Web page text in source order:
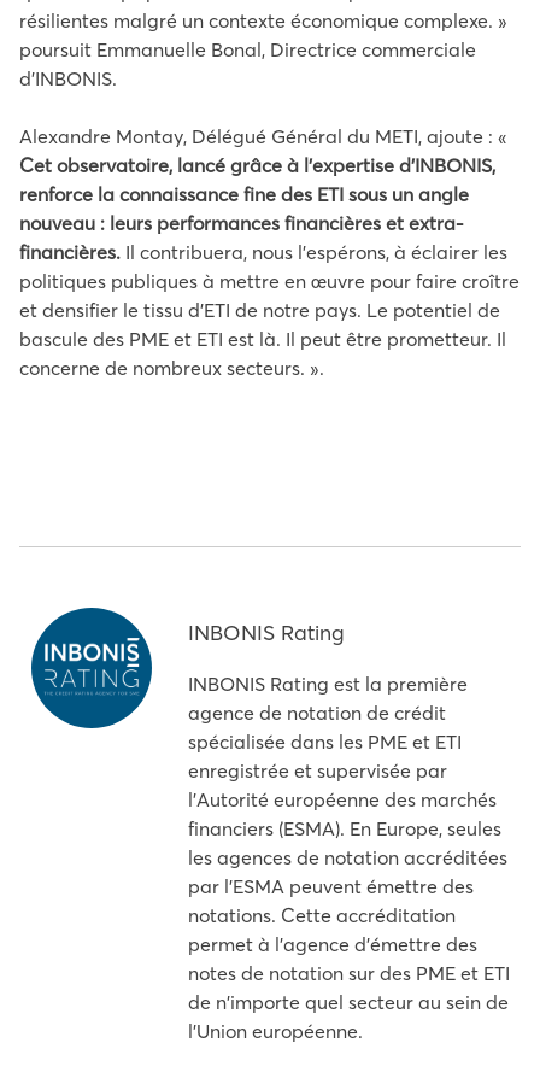
résilientes malgré un contexte économique complexe. »
poursuit Emmanuelle Bonal, Directrice commerciale
d’INBONIS.
Alexandre Montay, Délégué Général du METI, ajoute : «
Cet observatoire, lancé grâce à l’expertise d’INBONIS,
renforce la connaissance fine des ETI sous un angle
nouveau : leurs performances financières et extra-
financières. Il contribuera, nous l’espérons, à éclairer les
politiques publiques à mettre en œuvre pour faire croître
et densifier le tissu d’ETI de notre pays. Le potentiel de
bascule des PME et ETI est là. Il peut être prometteur. Il
concerne de nombreux secteurs. ».
INBONIS Rating
INBONIS Rating est la première
agence de notation de crédit
spécialisée dans les PME et ETI
enregistrée et supervisée par
l'Autorité européenne des marchés
financiers (ESMA). En Europe, seules
les agences de notation accréditées
par l'ESMA peuvent émettre des
notations. Cette accréditation
permet à l'agence d'émettre des
notes de notation sur des PME et ETI
de n'importe quel secteur au sein de
l'Union européenne.